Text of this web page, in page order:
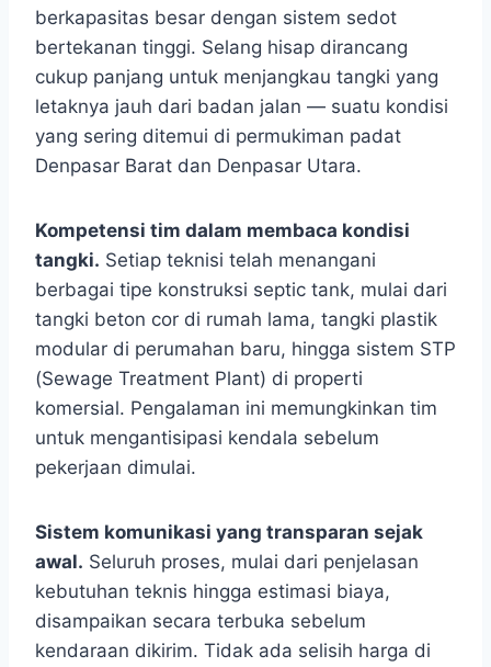
berkapasitas besar dengan sistem sedot
bertekanan tinggi. Selang hisap dirancang
cukup panjang untuk menjangkau tangki yang
letaknya jauh dari badan jalan — suatu kondisi
yang sering ditemui di permukiman padat
Denpasar Barat dan Denpasar Utara.
Kompetensi tim dalam membaca kondisi
tangki. Setiap teknisi telah menangani
berbagai tipe konstruksi septic tank, mulai dari
tangki beton cor di rumah lama, tangki plastik
modular di perumahan baru, hingga sistem STP
(Sewage Treatment Plant) di properti
komersial. Pengalaman ini memungkinkan tim
untuk mengantisipasi kendala sebelum
pekerjaan dimulai.
Sistem komunikasi yang transparan sejak
awal. Seluruh proses, mulai dari penjelasan
kebutuhan teknis hingga estimasi biaya,
disampaikan secara terbuka sebelum
kendaraan dikirim. Tidak ada selisih harga di